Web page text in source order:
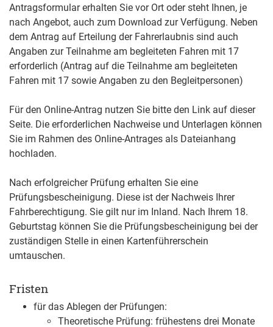
Antragsformular erhalten Sie vor Ort oder steht Ihnen, je
nach Angebot, auch zum Download zur Verfügung. Neben
dem Antrag auf Erteilung der Fahrerlaubnis sind auch
Angaben zur Teilnahme am begleiteten Fahren mit 17
erforderlich (Antrag auf die Teilnahme am begleiteten
Fahren mit 17 sowie Angaben zu den Begleitpersonen)
Für den Online-Antrag nutzen Sie bitte den Link auf dieser
Seite. Die erforderlichen Nachweise und Unterlagen können
Sie im Rahmen des Online-Antrages als Dateianhang
hochladen.
Nach erfolgreicher Prüfung erhalten Sie eine
Prüfungsbescheinigung. Diese ist der Nachweis Ihrer
Fahrberechtigung. Sie gilt nur im Inland. Nach Ihrem 18.
Geburtstag können Sie die Prüfungsbescheinigung bei der
zuständigen Stelle in einen Kartenführerschein
umtauschen.
Fristen
für das Ablegen der Prüfungen:
Theoretische Prüfung: frühestens drei Monate